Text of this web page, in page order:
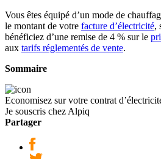
Vous êtes équipé d’un mode de
le montant de votre facture d’électricité,
bénéficiez d’une remise de 4 % sur le
aux tarifs réglementés de vente.
Sommaire
Economisez sur votre contrat
Je souscris chez Alpiq
Partager